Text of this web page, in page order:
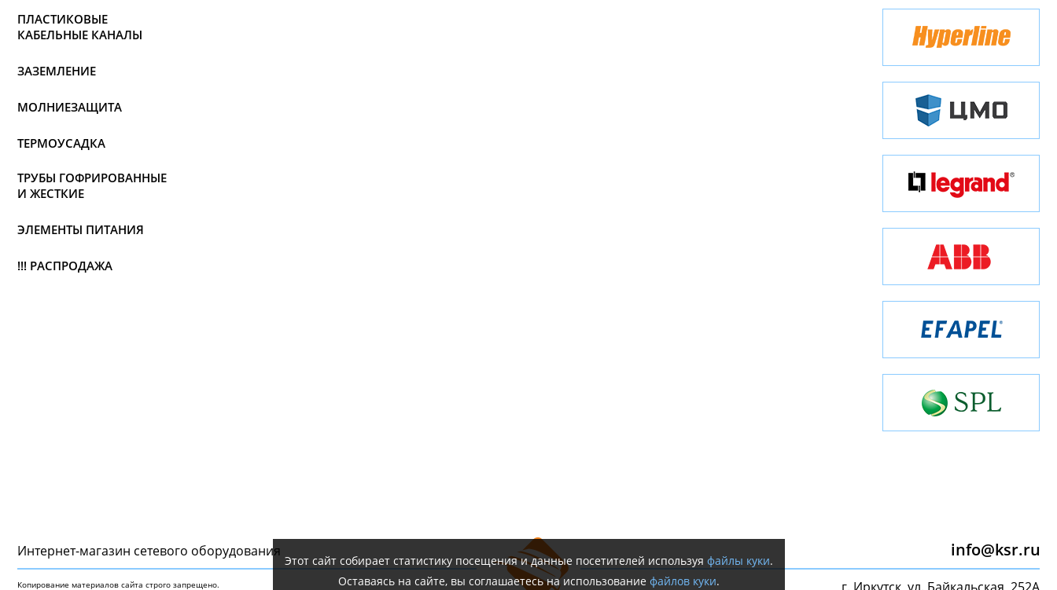
ПЛАСТИКОВЫЕ
КАБЕЛЬНЫЕ КАНАЛЫ
ЗАЗЕМЛЕНИЕ
МОЛНИЕЗАЩИТА
ТЕРМОУСАДКА
ТРУБЫ ГОФРИРОВАННЫЕ
И ЖЕСТКИЕ
ЭЛЕМЕНТЫ ПИТАНИЯ
!!! РАСПРОДАЖА
Интернет-магазин сетeвого оборудования
Копирование материалов сайта строго запрещено.
info@ksr.ru
Этот сайт собирает статистику посещения и данные посетителей используя файлы куки.
Оставаясь на сайте, вы соглашаетесь на использование файлов куки.